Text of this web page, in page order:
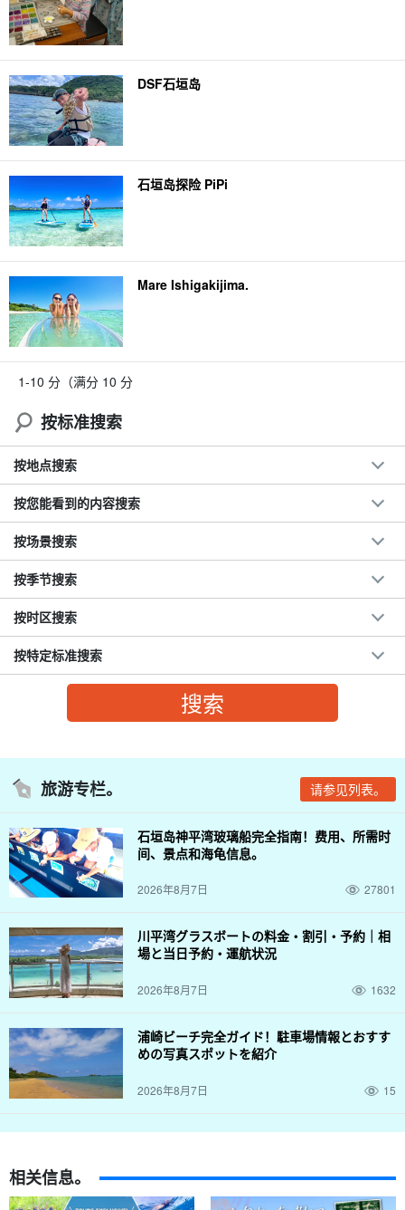
DSF石垣岛
石垣岛探险 PiPi
Mare Ishigakijima.
1-10 分（满分 10 分
按标准搜索
按地点搜索
按您能看到的内容搜索
按场景搜索
按季节搜索
按时区搜索
按特定标准搜索
旅游专栏。 请参见列表。
石垣岛神平湾玻璃船完全指南！费用、所需时
间、景点和海龟信息。
2026年8月7日 27801
川平湾グラスボートの料金・割引・予約｜相
場と当日予約・運航状況
2026年8月7日 1632
浦崎ビーチ完全ガイド！駐車場情報とおすす
めの写真スポットを紹介
2026年8月7日 15
相关信息。